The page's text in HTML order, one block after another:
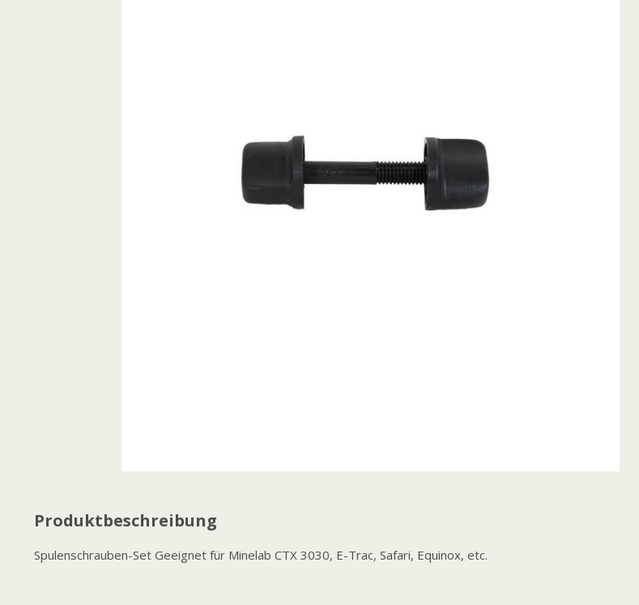
Produktbeschreibung
Spulenschrauben-Set Geeignet für Minelab CTX 3030, E-Trac, Safari, Equinox, etc.